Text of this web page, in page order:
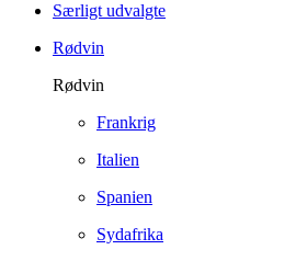
Særligt udvalgte
Rødvin
Rødvin
Frankrig
Italien
Spanien
Sydafrika